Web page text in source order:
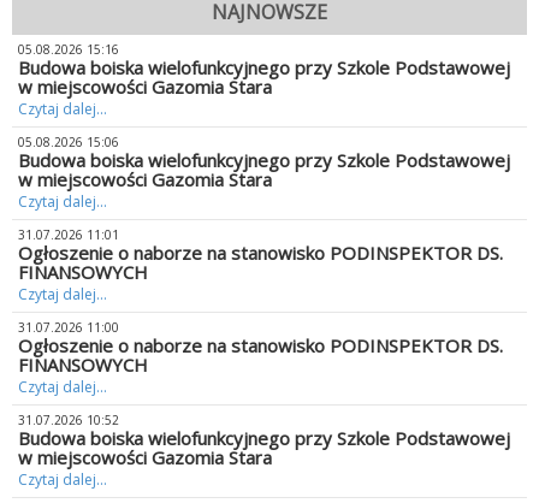
NAJNOWSZE
05.08.2026 15:16
Budowa boiska wielofunkcyjnego przy Szkole Podstawowej
w miejscowości Gazomia Stara
Czytaj dalej...
05.08.2026 15:06
Budowa boiska wielofunkcyjnego przy Szkole Podstawowej
w miejscowości Gazomia Stara
Czytaj dalej...
31.07.2026 11:01
Ogłoszenie o naborze na stanowisko PODINSPEKTOR DS.
FINANSOWYCH
Czytaj dalej...
31.07.2026 11:00
Ogłoszenie o naborze na stanowisko PODINSPEKTOR DS.
FINANSOWYCH
Czytaj dalej...
31.07.2026 10:52
Budowa boiska wielofunkcyjnego przy Szkole Podstawowej
w miejscowości Gazomia Stara
Czytaj dalej...